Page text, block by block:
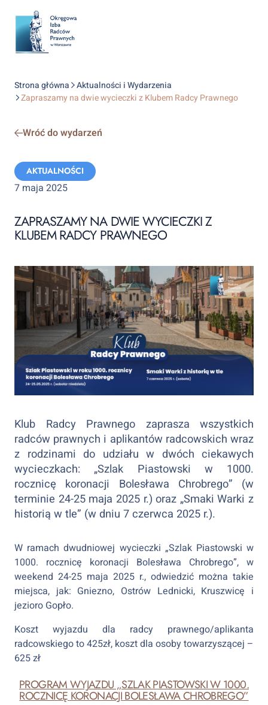
Strona główna
Aktualności i Wydarzenia
Zapraszamy na dwie wycieczki z Klubem Radcy Prawnego
Wróć do wydarzeń
Categories:
AKTUALNOŚCI
7 maja 2025
ZAPRASZAMY NA DWIE WYCIECZKI Z
KLUBEM RADCY PRAWNEGO
Klub Radcy Prawnego zaprasza wszystkich
radców prawnych i aplikantów radcowskich wraz
z rodzinami do udziału w dwóch ciekawych
wycieczkach: „Szlak Piastowski w 1000.
rocznicę koronacji Bolesława Chrobrego” (w
terminie 24-25 maja 2025 r.) oraz „Smaki Warki z
historią w tle” (w dniu 7 czerwca 2025 r.).
W ramach dwudniowej wycieczki „Szlak Piastowski w
1000. rocznicę koronacji Bolesława Chrobrego”, w
weekend 24-25 maja 2025 r., odwiedzić można takie
miejsca, jak: Gniezno, Ostrów Lednicki, Kruszwicę i
jezioro Gopło.
Koszt wyjazdu dla radcy prawnego/aplikanta
radcowskiego to 425zł, koszt dla osoby towarzyszącej –
625 zł
PROGRAM WYJAZDU „SZLAK PIASTOWSKI W 1000.
ROCZNICĘ KORONACJI BOLESŁAWA CHROBREGO”